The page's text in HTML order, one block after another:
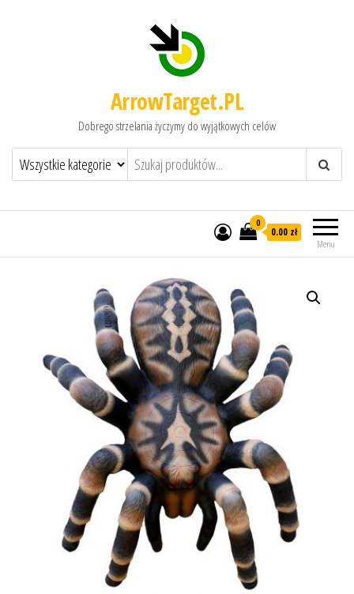
ArrowTarget.PL
Dobrego strzelania życzymy do wyjątkowych celów
Menu
0
0.00 zł